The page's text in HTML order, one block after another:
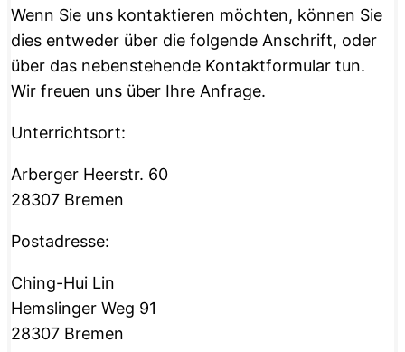
Wenn Sie uns kontaktieren möchten, können Sie
dies entweder über die folgende Anschrift, oder
über das nebenstehende Kontaktformular tun.
Wir freuen uns über Ihre Anfrage.
Unterrichtsort:
Arberger Heerstr. 60
28307 Bremen
Postadresse:
Ching-Hui Lin
Hemslinger Weg 91
28307 Bremen